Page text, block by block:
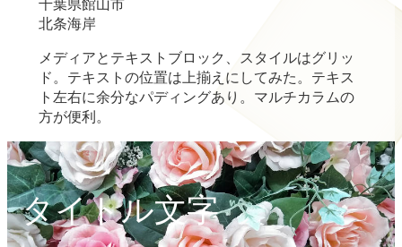
千葉県館山市
北条海岸
メディアとテキストブロック、スタイルはグリッ
ド。テキストの位置は上揃えにしてみた。テキス
ト左右に余分なパディングあり。マルチカラムの
方が便利。
タイトル文字